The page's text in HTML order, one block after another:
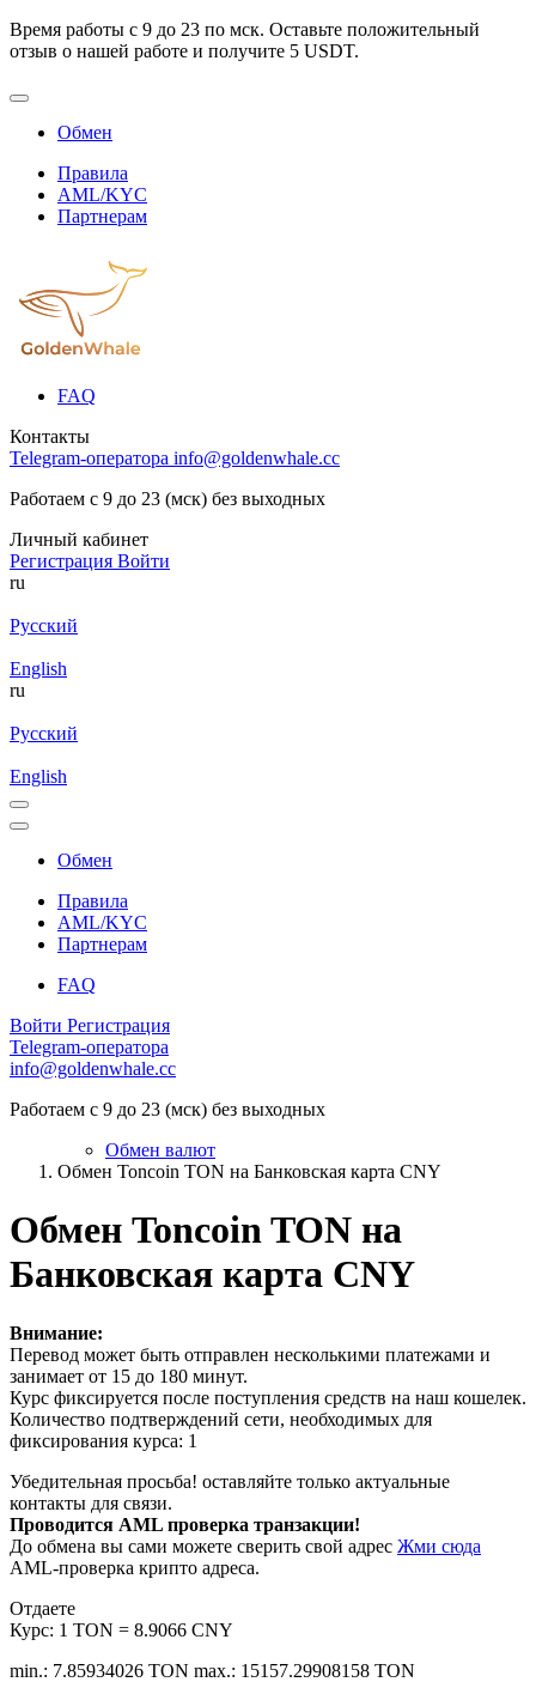
Время работы с 9 до 23 по мск. Оставьте положительный
отзыв о нашей работе и получите 5 USDT.
Обмен
Правила
AML/KYC
Партнерам
FAQ
Контакты
Telegram-оператора info@goldenwhale.cc
Работаем с 9 до 23 (мск) без выходных
Личный кабинет
Регистрация Войти
ru
Русский
English
ru
Русский
English
Обмен
Правила
AML/KYC
Партнерам
FAQ
Войти Регистрация
Telegram-оператора
info@goldenwhale.cc
Работаем с 9 до 23 (мск) без выходных
Обмен валют
Обмен Toncoin TON на Банковская карта CNY
Обмен Toncoin TON на
Банковская карта CNY
Внимание:
Перевод может быть отправлен несколькими платежами и
занимает от 15 до 180 минут.
Курс фиксируется после поступления средств на наш кошелек.
Количество подтверждений сети, необходимых для
фиксирования курса: 1
Убедительная просьба! оставляйте только актуальные
контакты для связи.
Проводится AML проверка транзакции!
До обмена вы сами можете сверить свой адрес Жми сюда
AML-проверка крипто адреса.
Отдаете
Курс: 1 TON = 8.9066 CNY
min.: 7.85934026 TON max.: 15157.29908158 TON